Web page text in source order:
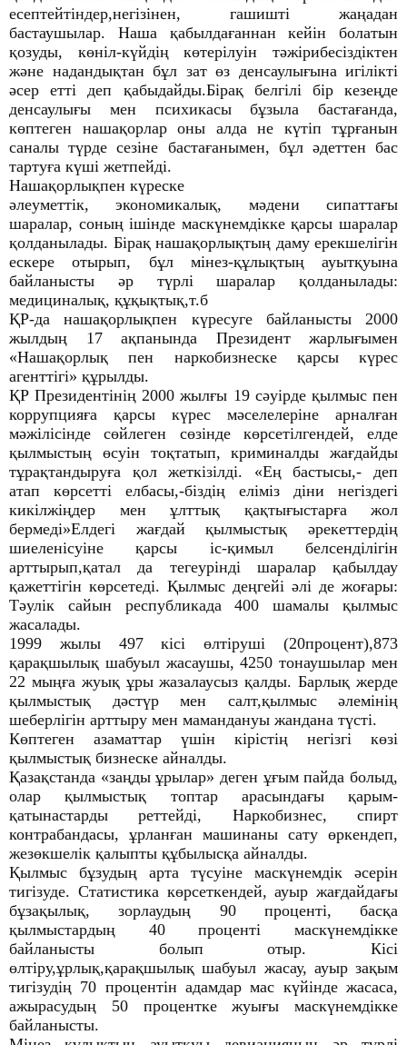
есептейтіндер,негізінен, гашишті жаңадан
бастаушылар. Наша қабылдағаннан кейін болатын
қозуды, көніл-күйдің көтерілуін тәжірибесіздіктен
және надандықтан бұл зат өз денсаулығына игілікті
әсер етті деп қабыдайды.Бірақ белгілі бір кезеңде
денсаулығы мен психикасы бұзыла бастағанда,
көптеген нашақорлар оны алда не күтіп тұрғанын
саналы түрде сезіне бастағанымен, бұл әдеттен бас
тартуға күші жетпейді.
Нашақорлықпен күреске
әлеуметтік, экономикалық, мәдени сипаттағы
шаралар, соның ішінде маскүнемдікке қарсы шаралар
қолданылады. Бірақ нашақорлықтың даму ерекшелігін
ескере отырып, бұл мінез-құлықтың ауытқуына
байланысты әр түрлі шаралар қолданылады:
медициналық, құқықтық,т.б
ҚР-да нашақорлықпен күресуге байланысты 2000
жылдың 17 ақпанында Президент жарлығымен
«Нашақорлық пен наркобизнеске қарсы күрес
агенттігі» құрылды.
ҚР Президентінің 2000 жылғы 19 сәуірде қылмыс пен
коррупцияға қарсы күрес мәселелеріне арналған
мәжілісінде сөйлеген сөзінде көрсетілгендей, елде
қылмыстың өсуін тоқтатып, криминалды жағдайды
тұрақтандыруға қол жеткізілді. «Ең бастысы,- деп
атап көрсетті елбасы,-біздің еліміз діни негіздегі
кикілжіңдер мен ұлттық қақтығыстарға жол
бермеді»Елдегі жағдай қылмыстық әрекеттердің
шиеленісуіне қарсы іс-қимыл белсенділігін
арттырып,қатал да тегеурінді шаралар қабылдау
қажеттігін көрсетеді. Қылмыс деңгейі әлі де жоғары:
Тәулік сайын республикада 400 шамалы қылмыс
жасалады.
1999 жылы 497 кісі өлтіруші (20процент),873
қарақшылық шабуыл жасаушы, 4250 тонаушылар мен
22 мыңға жуық ұры жазалаусыз қалды. Барлық жерде
қылмыстық дәстүр мен салт,қылмыс әлемінің
шеберлігін арттыру мен мамандануы жандана түсті.
Көптеген азаматтар үшін кірістің негізгі көзі
қылмыстық бизнеске айналды.
Қазақстанда «заңды ұрылар» деген ұғым пайда болыд,
олар қылмыстық топтар арасындағы қарым-
қатынастарды реттейді, Наркобизнес, спирт
контрабандасы, ұрланған машинаны сату өркендеп,
жезөкшелік қалыпты құбылысқа айналды.
Қылмыс бұзудың арта түсуіне маскүнемдік әсерін
тигізуде. Статистика көрсеткендей, ауыр жағдайдағы
бұзақылық, зорлаудың 90 проценті, басқа
қылмыстардың 40 проценті маскүнемдікке
байланысты болып отыр. Кісі
өлтіру,ұрлық,қарақшылық шабуыл жасау, ауыр зақым
тигізудің 70 процентін адамдар мас күйінде жасаса,
ажырасудың 50 процентке жуығы маскүнемдікке
байланысты.